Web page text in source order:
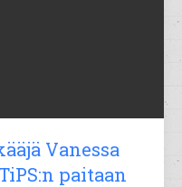
Vanessa
paitaan